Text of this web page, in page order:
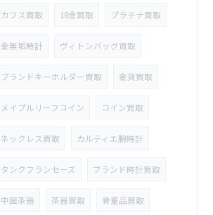
カフス買取 18金買取 プラチナ買取
金無垢時計 ヴィトンバッグ買取
ブランドキーホルダー買取 金貨買取
メイプルリーフコイン コイン買取
ネックレス買取 カルティエ腕時計
タンクフランセーズ ブランド時計買取
中国茶器 茶器買取 骨董品買取